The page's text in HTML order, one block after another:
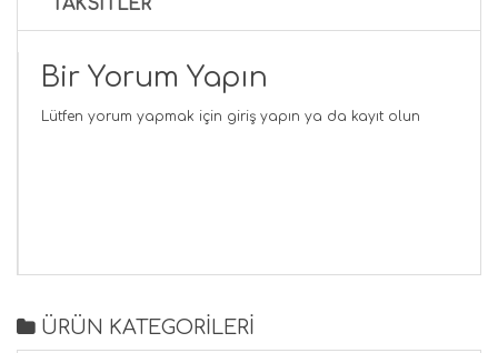
TAKSITLER
Bir Yorum Yapın
Lütfen yorum yapmak için giriş yapın ya da kayıt olun
ÜRÜN KATEGORİLERİ